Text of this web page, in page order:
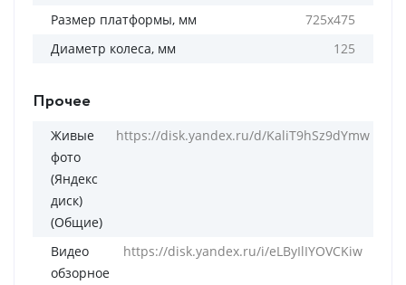
Размер платформы, мм
725х475
Диаметр колеса, мм
125
Прочее
Живые
фото
(Яндекс
диск)
(Общие)
https://disk.yandex.ru/d/KaliT9hSz9dYmw
Видео
обзорное
https://disk.yandex.ru/i/eLByIlIYOVCKiw